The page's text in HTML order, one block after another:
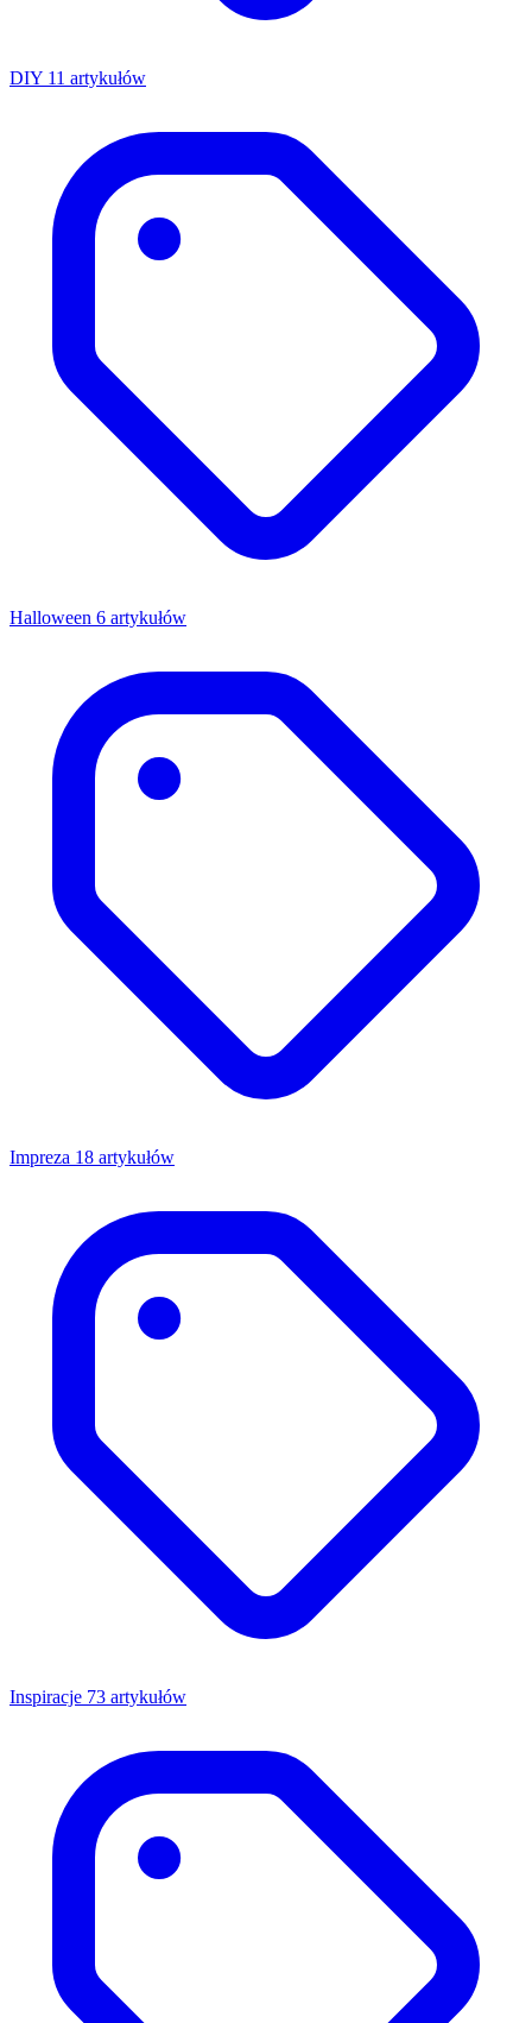
DIY 11 artykułów
Halloween 6 artykułów
Impreza 18 artykułów
Inspiracje 73 artykułów